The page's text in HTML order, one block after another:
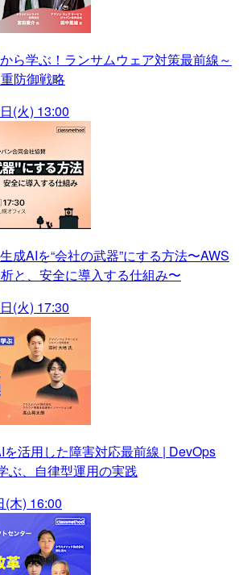
ら学ぶ！ランサムウェア対策最前線～
防御戦略
(火) 13:00
成AIを“会社の武器”にする方法〜AWS
と、安全に導入する仕組み〜
(火) 17:30
を活用した障害対応最前線 | DevOps
ぶ、自律型運用の実践
(木) 16:00